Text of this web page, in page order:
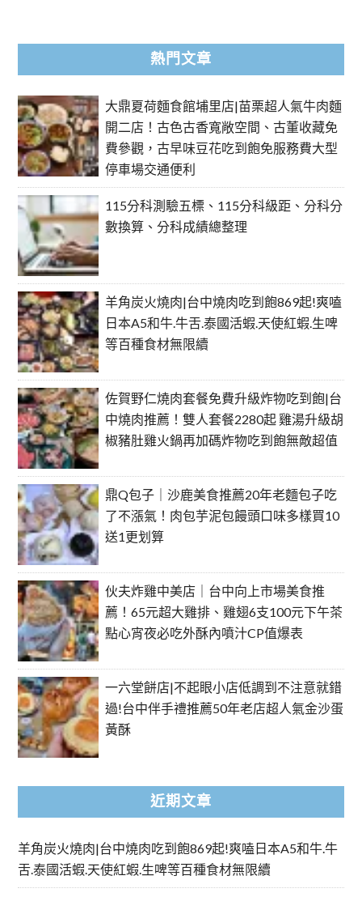
熱門文章
大鼎夏荷麵食館埔里店|苗栗超人氣牛肉麵
開二店！古色古香寬敞空間、古董收藏免
費參觀，古早味豆花吃到飽免服務費大型
停車場交通便利
115分科測驗五標、115分科級距、分科分
數換算、分科成績總整理
羊角炭火燒肉|台中燒肉吃到飽869起!爽嗑
日本A5和牛.牛舌.泰國活蝦.天使紅蝦.生啤
等百種食材無限續
佐賀野仁燒肉套餐免費升級炸物吃到飽|台
中燒肉推薦！雙人套餐2280起 雞湯升級胡
椒豬肚雞火鍋再加碼炸物吃到飽無敵超值
鼎Q包子｜沙鹿美食推薦20年老麵包子吃
了不漲氣！肉包芋泥包饅頭口味多樣買10
送1更划算
伙夫炸雞中美店｜台中向上市場美食推
薦！65元超大雞排、雞翅6支100元下午茶
點心宵夜必吃外酥內噴汁CP值爆表
一六堂餅店|不起眼小店低調到不注意就錯
過!台中伴手禮推薦50年老店超人氣金沙蛋
黃酥
近期文章
羊角炭火燒肉|台中燒肉吃到飽869起!爽嗑日本A5和牛.牛
舌.泰國活蝦.天使紅蝦.生啤等百種食材無限續